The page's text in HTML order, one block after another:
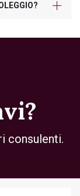
consulenti.